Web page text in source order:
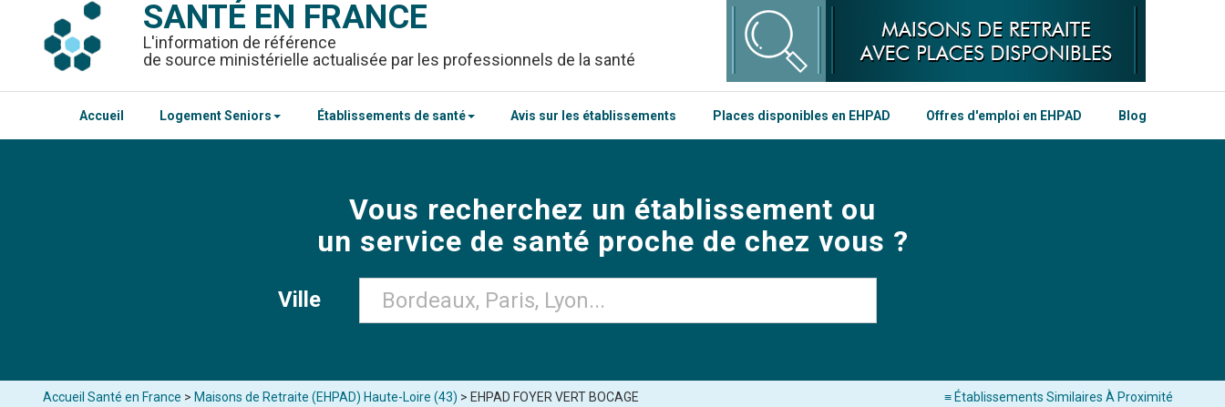
SANTÉ EN FRANCE
L'information de référence
de source ministérielle actualisée par les professionnels de la santé
Accueil Logement Seniors Établissements de santé Avis sur les établissements Places disponibles en EHPAD Offres d'emploi en EHPAD Blog
Vous recherchez un établissement ou
un service de santé proche de chez vous ?
Ville
≡ Établissements Similaires À Proximité
Accueil Santé en France > Maisons de Retraite (EHPAD) Haute-Loire (43) > EHPAD FOYER VERT BOCAGE